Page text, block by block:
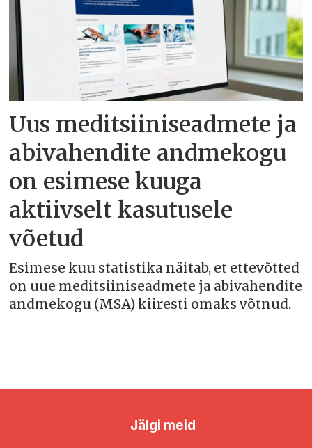
Uus meditsiiniseadmete ja
abivahendite andmekogu
on esimese kuuga
aktiivselt kasutusele
võetud
Esimese kuu statistika näitab, et ettevõtted
on uue meditsiiniseadmete ja abivahendite
andmekogu (MSA) kiiresti omaks võtnud.
Jälgi meid